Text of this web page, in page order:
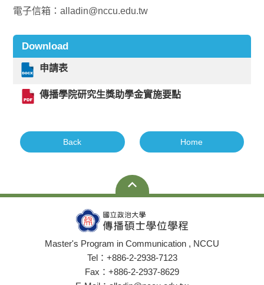
電子信箱：alladin@nccu.edu.tw
Download
申請表
傳播學院研究生獎助學金實施要點
Back Home
Master's Program in Communication , NCCU
Tel：+886-2-2938-7123
Fax：+886-2-2937-8629